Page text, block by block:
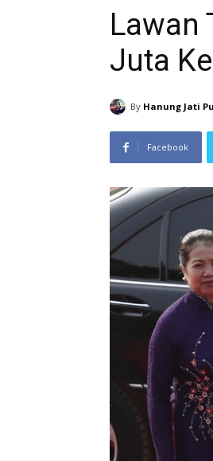
Lawan
Juta
By Hanung Jati
Facebook